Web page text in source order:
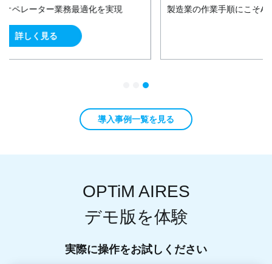
製造業の作業手順にこそAI活用を
導入事例一覧を見る
OPTiM AIRES
デモ版を体験
実際に操作をお試しください